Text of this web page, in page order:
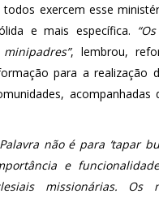
todos exercem esse
e mais específica.
, lembrou,
para a realização
acompanhadas
não é para ‘tapar
e
missionárias. Os